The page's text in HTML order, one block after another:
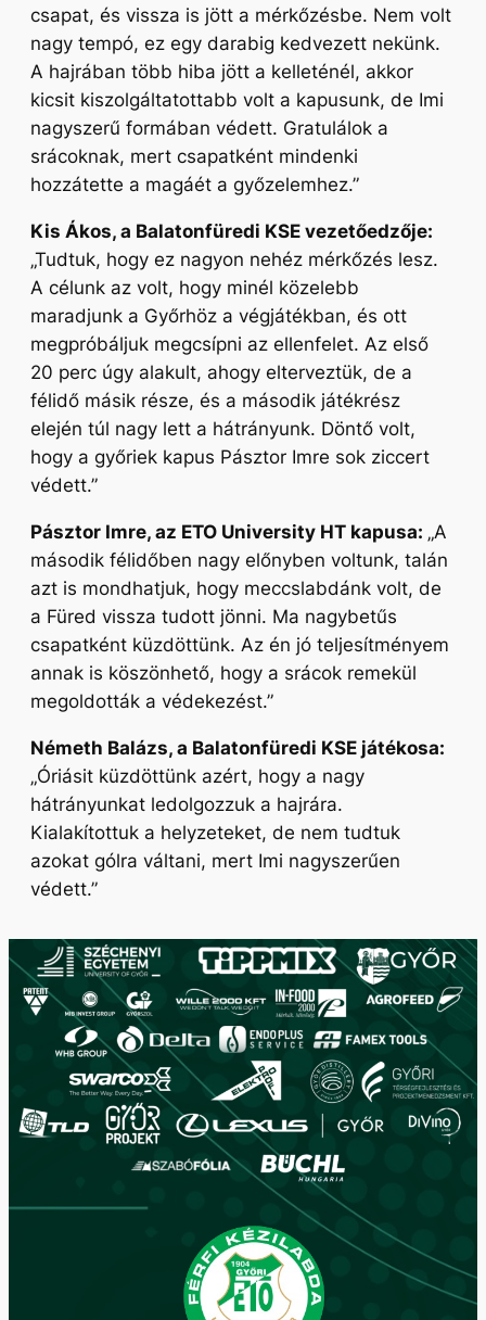
csapat, és vissza is jött a mérkőzésbe. Nem volt
nagy tempó, ez egy darabig kedvezett nekünk.
A hajrában több hiba jött a kelleténél, akkor
kicsit kiszolgáltatottabb volt a kapusunk, de Imi
nagyszerű formában védett. Gratulálok a
srácoknak, mert csapatként mindenki
hozzátette a magáét a győzelemhez.”
Kis Ákos, a Balatonfüredi KSE vezetőedzője:
„Tudtuk, hogy ez nagyon nehéz mérkőzés lesz.
A célunk az volt, hogy minél közelebb
maradjunk a Győrhöz a végjátékban, és ott
megpróbáljuk megcsípni az ellenfelet. Az első
20 perc úgy alakult, ahogy elterveztük, de a
félidő másik része, és a második játékrész
elején túl nagy lett a hátrányunk. Döntő volt,
hogy a győriek kapus Pásztor Imre sok ziccert
védett.”
Pásztor Imre, az ETO University HT kapusa: „A
második félidőben nagy előnyben voltunk, talán
azt is mondhatjuk, hogy meccslabdánk volt, de
a Füred vissza tudott jönni. Ma nagybetűs
csapatként küzdöttünk. Az én jó teljesítményem
annak is köszönhető, hogy a srácok remekül
megoldották a védekezést.”
Németh Balázs, a Balatonfüredi KSE játékosa:
„Óriásit küzdöttünk azért, hogy a nagy
hátrányunkat ledolgozzuk a hajrára.
Kialakítottuk a helyzeteket, de nem tudtuk
azokat gólra váltani, mert Imi nagyszerűen
védett.”